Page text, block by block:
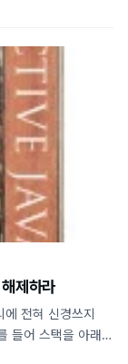
내용만 옮겼으니
필요 없는 상황
있으므로 아래의
것도 좋은
(주소..
제하라
전혀 신경쓰지
들어 스택을 아래와
램이 종료될 수도